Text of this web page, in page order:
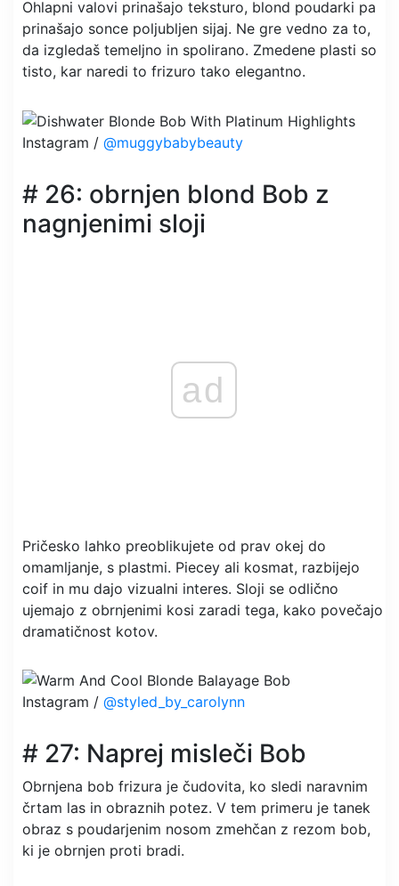
Ohlapni valovi prinašajo teksturo, blond poudarki pa
prinašajo sonce poljubljen sijaj. Ne gre vedno za to,
da izgledaš temeljno in spolirano. Zmedene plasti so
tisto, kar naredi to frizuro tako elegantno.
Instagram / @muggybabybeauty
# 26: obrnjen blond Bob z
nagnjenimi sloji
ad
Pričesko lahko preoblikujete od prav okej do
omamljanje, s plastmi. Piecey ali kosmat, razbijejo
coif in mu dajo vizualni interes. Sloji se odlično
ujemajo z obrnjenimi kosi zaradi tega, kako povečajo
dramatičnost kotov.
Instagram / @styled_by_carolynn
# 27: Naprej misleči Bob
Obrnjena bob frizura je čudovita, ko sledi naravnim
črtam las in obraznih potez. V tem primeru je tanek
obraz s poudarjenim nosom zmehčan z rezom bob,
ki je obrnjen proti bradi.